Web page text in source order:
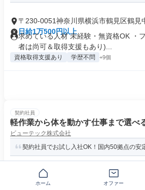
〒230-0051神奈川県横浜市鶴見区鶴見
日給1万500円以上
求めている人材 未経験・無資格OK ・
者は尚可＆取得支援もあり)...
資格取得支援あり 学歴不問 +9個
契約社員
軽作業から体を動かす仕事まで選べ
ビューテック株式会社
契約社員でお試し入社OK！国内50拠点の安
〒230-0045神奈川県横浜市鶴見区末広町
時給1405円～1875円
ホーム オファー